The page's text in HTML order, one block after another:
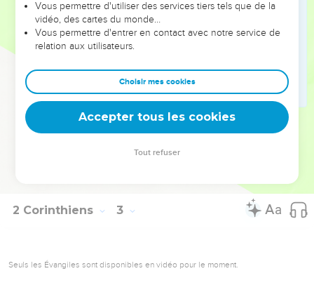
Pour les uns, c’est une odeur de mort qui les mène à la
mort, pour les autres, c’est une odeur de vie qui les conduit à
la vie. Et qui donc est à la hauteur d’une telle tâche ?
En tout cas nous, nous ne sommes pas comme tant
d’autres qui accommodent la Parole de Dieu pour en tirer
profit. C’est avec des intentions *pures, de la part de Dieu,
dans l’union avec le Christ que nous annonçons la Parole.
La Bible Du Semeur Copyright © 1992, 1999 by Biblica, Inc.® Used by permission.
2 Corinthiens 3
Seuls les Évangiles sont disponibles en vidéo pour le moment.
Vous permettre d'utiliser des services tiers tels que de la
vidéo, des cartes du monde…
Vous permettre d'entrer en contact avec notre service de
relation aux utilisateurs.
Choisir mes cookies
Accepter tous les cookies
Tout refuser